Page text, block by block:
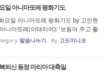
일 아니마또레 평화기도
요일 아니마또레 평화기도 by 고인현
니마또레(이태리어): '보듬어 주고 활
자'를 의미합니다. 에페소 공의회(43
니로 선포한 성모님을 ‘평화의 모
말씀나누기 By 고도미니코
되신 동정 마리아 대축일